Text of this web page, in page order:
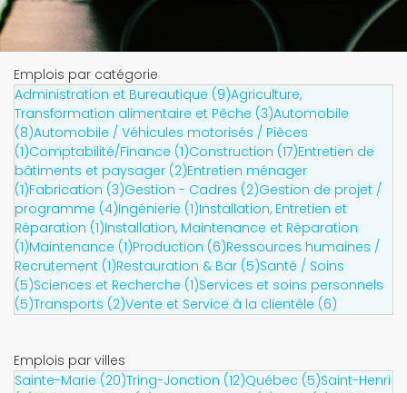
Emplois par catégorie
Administration et Bureautique (9)Agriculture,
Transformation alimentaire et Pêche (3)Automobile
(8)Automobile / Véhicules motorisés / Pièces
(1)Comptabilité/Finance (1)Construction (17)Entretien de
bâtiments et paysager (2)Entretien ménager
(1)Fabrication (3)Gestion - Cadres (2)Gestion de projet /
programme (4)Ingénierie (1)Installation, Entretien et
Réparation (1)Installation, Maintenance et Réparation
(1)Maintenance (1)Production (6)Ressources humaines /
Recrutement (1)Restauration & Bar (5)Santé / Soins
(5)Sciences et Recherche (1)Services et soins personnels
(5)Transports (2)Vente et Service à la clientèle (6)
Emplois par villes
Sainte-Marie (20)Tring-Jonction (12)Québec (5)Saint-Henri